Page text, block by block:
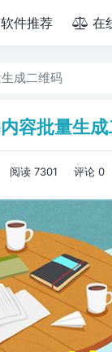
软件推荐 在
成二维码
容批量生成
阅读 7301 评论 0